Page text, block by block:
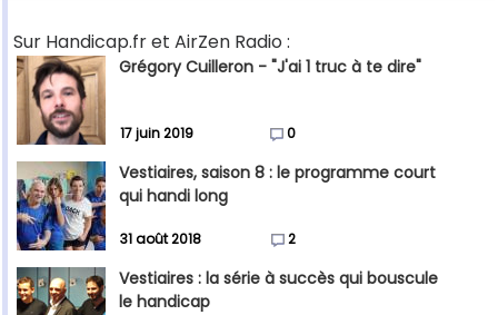
Sur Handicap.fr et AirZen Radio :
Grégory Cuilleron - "J'ai 1 truc à te dire"
17 juin 2019 0
Vestiaires, saison 8 : le programme court
qui handi long
31 août 2018 2
Vestiaires : la série à succès qui bouscule
le handicap